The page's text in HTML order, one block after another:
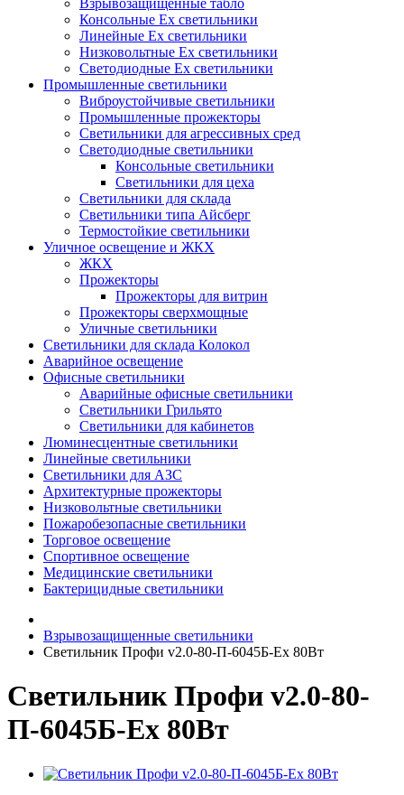
Консольные Ех светильники
Линейные Ex светильники
Низковольтные Ex светильники
Светодиодные Ex светильники
Промышленные светильники
Виброустойчивые светильники
Промышленные прожекторы
Светильники для агрессивных сред
Светодиодные светильники
Консольные светильники
Светильники для цеха
Светильники для склада
Светильники типа Айсберг
Термостойкие светильники
Уличное освещение и ЖКХ
ЖКХ
Прожекторы
Прожекторы для витрин
Прожекторы сверхмощные
Уличные светильники
Светильники для склада Колокол
Аварийное освещение
Офисные светильники
Аварийные офисные светильники
Светильники Грильято
Светильники для кабинетов
Люминесцентные светильники
Линейные светильники
Светильники для АЗС
Архитектурные прожекторы
Низковольтные светильники
Пожаробезопасные светильники
Торговое освещение
Спортивное освещение
Медицинские светильники
Бактерицидные светильники
Взрывозащищенные светильники
Светильник Профи v2.0-80-П-6045Б-Ex 80Вт
Светильник Профи v2.0-80-
П-6045Б-Ex 80Вт